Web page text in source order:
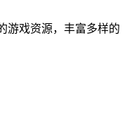
游戏资源，丰富多样的